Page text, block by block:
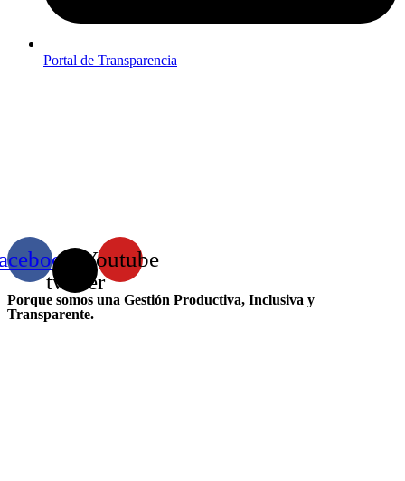
Portal de Transparencia
X-
twitter
Youtube
Porque somos una Gestión Productiva, Inclusiva y
Transparente.